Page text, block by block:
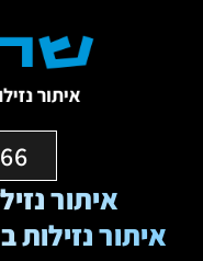
איתור
איתור נזילות